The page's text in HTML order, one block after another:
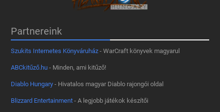
Partnereink
Szukits Internetes Könyváruház - WarCraft könyvek magyarul
ABCkitűző.hu - Minden, ami kitűző!
Diablo Hungary - Hivatalos magyar Diablo rajongói oldal
Blizzard Entertainment - A legjobb játékok készítői